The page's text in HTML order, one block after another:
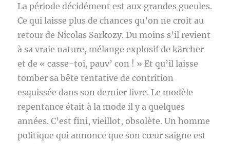
La période décidément est aux grandes gueules.
Ce qui laisse plus de chances qu’on ne croit au
retour de Nicolas Sarkozy. Du moins s’il revient
à sa vraie nature, mélange explosif de kärcher
et de « casse-toi, pauv’ con ! » Et qu’il laisse
tomber sa bête tentative de contrition
esquissée dans son dernier livre. Le modèle
repentance était à la mode il y a quelques
années. C’est fini, vieillot, obsolète. Un homme
politique qui annonce que son cœur saigne est